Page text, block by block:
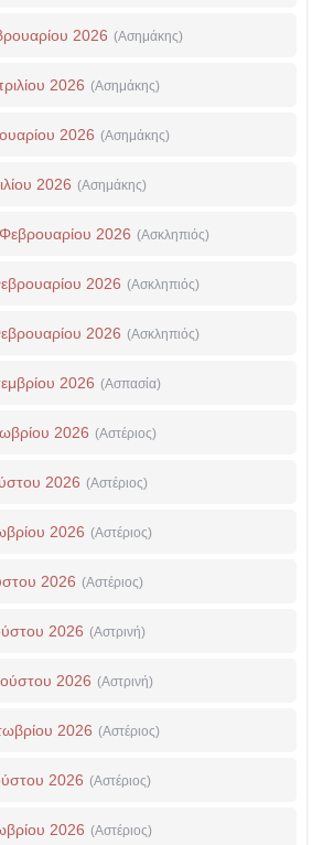
2026 (Ασημάκης)
2026 (Ασημάκης)
2026 (Ασημάκης)
2026 (Ασημάκης)
2026 (Ασκληπιός)
2026 (Ασκληπιός)
2026 (Ασκληπιός)
2026 (Ασπασία)
2026 (Αστέριος)
2026 (Αστέριος)
2026 (Αστέριος)
2026 (Αστέριος)
2026 (Αστρινή)
2026 (Αστρινή)
2026 (Αστέριος)
2026 (Αστέριος)
2026 (Αστέριος)